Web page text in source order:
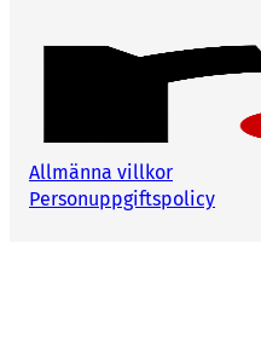
Allmänna villkor
Personuppgiftspolicy